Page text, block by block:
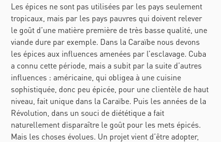
Les épices ne sont pas utilisées par les pays seulement
tropicaux, mais par les pays pauvres qui doivent relever
le goût d’une matière première de très basse qualité, une
viande dure par exemple. Dans la Caraïbe nous devons
les épices aux influences amenées par l’esclavage. Cuba
a connu cette période, mais a subit par la suite d’autres
influences : américaine, qui obligea à une cuisine
sophistiquée, donc peu épicée, pour une clientèle de haut
niveau, fait unique dans la Caraïbe. Puis les années de la
Révolution, dans un souci de diététique a fait
naturellement disparaître le goût pour les mets épicés.
Mais les choses évolues. Un projet vient d’être adopter,